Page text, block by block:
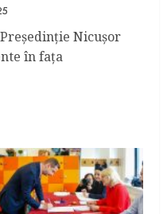
Nicuşor
în faţa